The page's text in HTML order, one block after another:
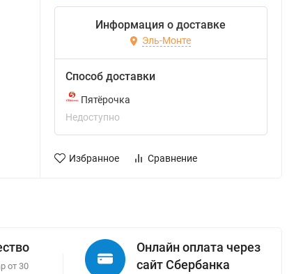
Информация о доставке
Эль-Монте
Способ доставки
Пятёрочка
Недоступно
Избранное Сравнение
от 30
Онлайн оплата через
сайт Сбербанка